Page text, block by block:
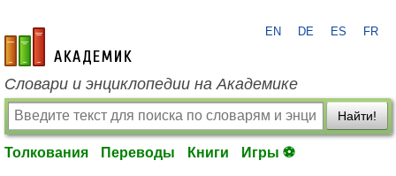
academic.ru
EN DE ES FR
Словари и энциклопедии на Академике
Найти!
Толкования Переводы Книги Игры ⚽